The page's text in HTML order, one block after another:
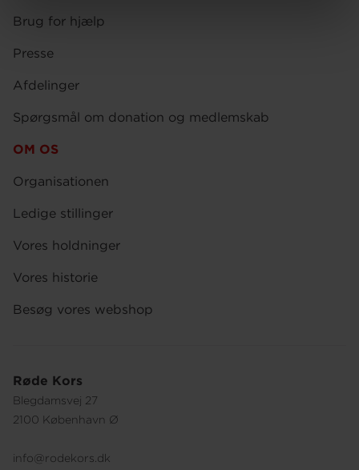
Røde Kors
Blegdamsvej 27
2100 København Ø
info@rodekors.dk
Brug for hjælp
Presse
Afdelinger
Spørgsmål om donation og medlemskab
OM OS
Organisationen
Ledige stillinger
Vores holdninger
Vores historie
Besøg vores webshop